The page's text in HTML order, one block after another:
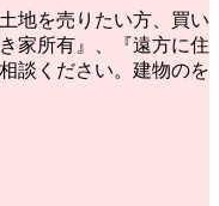
地を売りたい方、買い
家所有』、『遠方に住
談ください。建物のを